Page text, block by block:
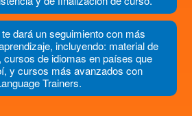
dará un seguimiento con más
incluyendo: material de
cursos de idiomas en países que
y cursos más avanzados con
Trainers.